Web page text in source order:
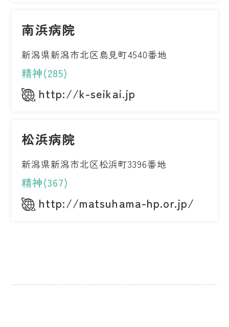
南浜病院
新潟県新潟市北区島見町4540番地
精神(285)
http://k-seikai.jp
松浜病院
新潟県新潟市北区松浜町3396番地
精神(367)
http://matsuhama-hp.or.jp/